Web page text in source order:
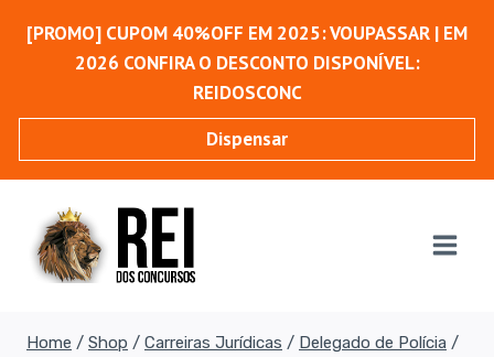
para[PROMO] CUPOM 40%OFF EM 2025: VOUPASSAR | EM
2026 CONFIRA O DESCONTO DISPONÍVEL:
REIDOSCONC
Dispensar
Home / Shop / Carreiras Jurídicas / Delegado de Polícia /